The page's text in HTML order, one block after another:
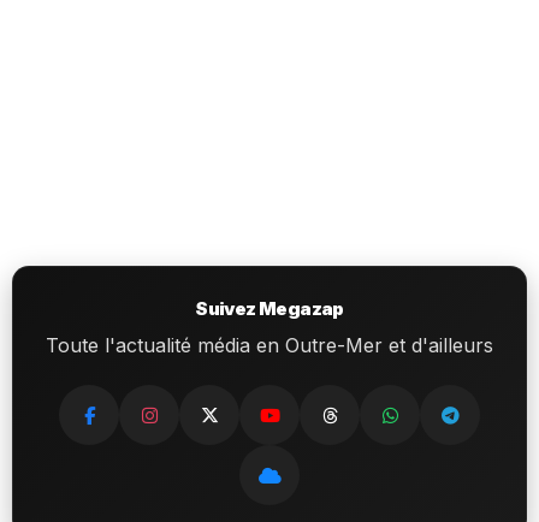
Suivez Megazap
Toute l'actualité média en Outre-Mer et d'ailleurs